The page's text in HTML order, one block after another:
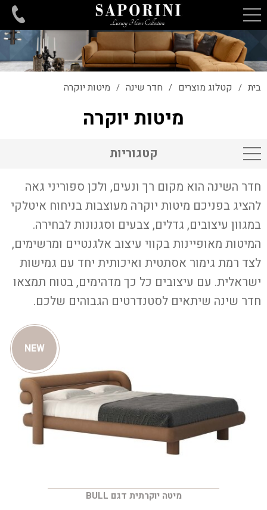
בית / קטלוג מוצרים / חדר שינה / מיטות יוקרה
מיטות יוקרה
קטגוריות
חדר השינה הוא מקום רך ונעים, ולכן ספוריני גאה
להציג בפניכם מיטות יוקרה מעוצבות בניחוח איטלקי
במגוון עיצובים, גדלים, צבעים וסגנונות לבחירה.
המיטות מאופיינות בקווי עיצוב אלגנטיים ומרשימים,
לצד רמת גימור אסתטית ואיכותית יחד עם גמישות
ישראלית. עם עיצובים כל כך מדהימים, בטוח תמצאו
חדר שינה שיתאים לסטנדרטים הגבוהים שלכם.
NEW
מיטה יוקרתית דגם BULL